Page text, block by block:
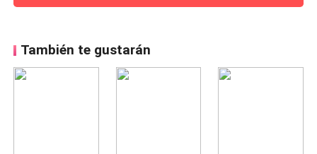
También te gustarán